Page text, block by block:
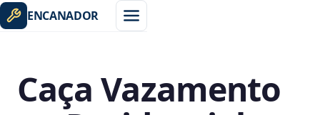
ENCANADOR
Caça Vazamento